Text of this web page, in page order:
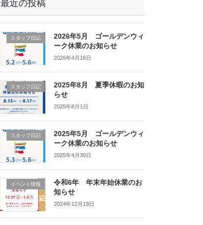
最近の投稿
スタッフ日記
2026年5月 ゴールデンウィ
ーク休業のお知らせ
2026年4月16日
スタッフ日記
2025年8月 夏季休暇のお知
らせ
2025年8月1日
スタッフ日記
2025年5月 ゴールデンウィ
ーク休業のお知らせ
2025年4月30日
イベント情報
令和6年 年末年始休業のお
知らせ
2024年12月19日